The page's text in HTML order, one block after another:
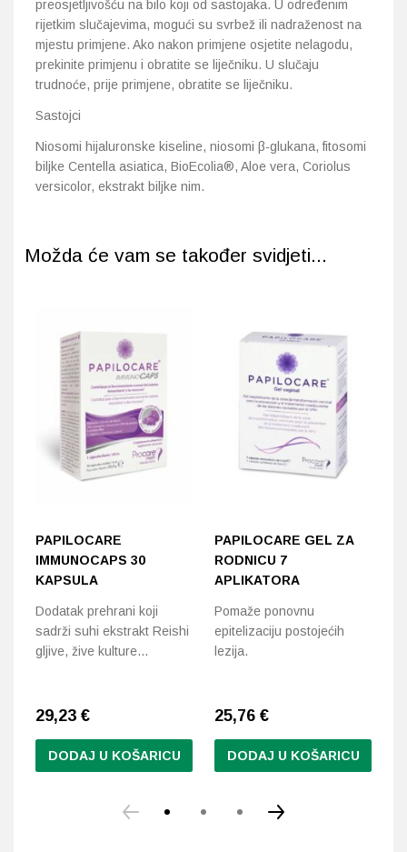
preosjetljivošću na bilo koji od sastojaka. U određenim
rijetkim slučajevima, mogući su svrbež ili nadraženost na
mjestu primjene. Ako nakon primjene osjetite nelagodu,
prekinite primjenu i obratite se liječniku. U slučaju
trudnoće, prije primjene, obratite se liječniku.
Sastojci
Niosomi hijaluronske kiseline, niosomi β-glukana, fitosomi
biljke Centella asiatica, BioEcolia®, Aloe vera, Coriolus
versicolor, ekstrakt biljke nim.
Možda će vam se također svidjeti...
PAPILOCARE
IMMUNOCAPS 30
KAPSULA
Dodatak prehrani koji
sadrži suhi ekstrakt Reishi
gljive, žive kulture…
29,23 €
DODAJ U KOŠARICU
PAPILOCARE GEL ZA
RODNICU 7
APLIKATORA
Pomaže ponovnu
epitelizaciju postojećih
lezija.
25,76 €
DODAJ U KOŠARICU